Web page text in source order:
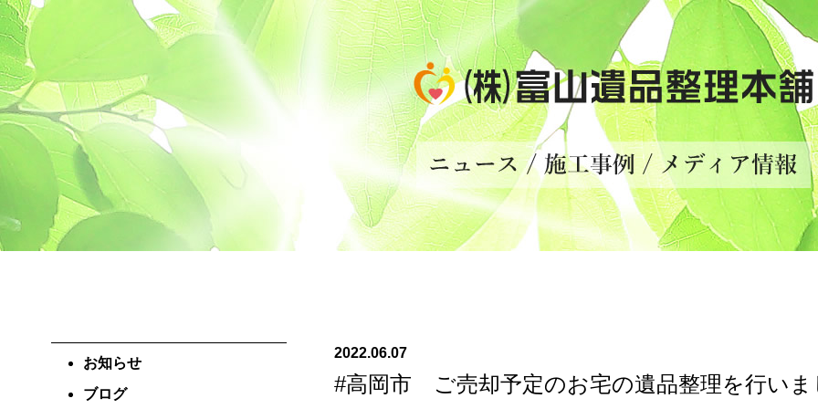
お知らせ
ブログ
2022.06.07
#高岡市 ご売却予定のお宅の遺品整理を行いま